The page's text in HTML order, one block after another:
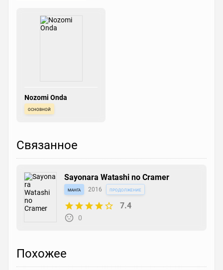
Nozomi Onda
основной
Связанное
Sayonara Watashi no Cramer
манга 2016 продолжение
7.4
0
Похожее